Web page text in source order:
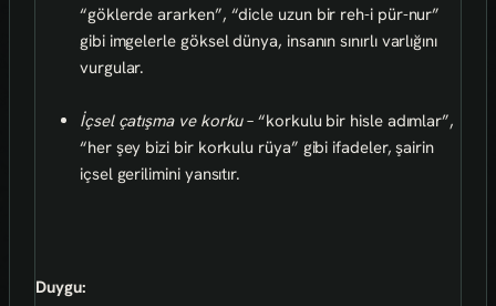
“göklerde ararken”, “dicle uzun bir reh-i pür-nur”
gibi imgelerle göksel dünya, insanın sınırlı varlığını
vurgular.
İçsel çatışma ve korku– “korkulu bir hisle adımlar”,
“her şey bizi bir korkulu rüya” gibi ifadeler, şairin
içsel gerilimini yansıtır.
Duygu: